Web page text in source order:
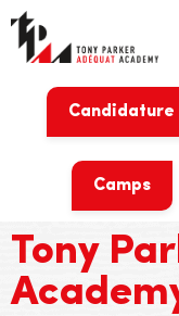
Candidature
Camps
Tony